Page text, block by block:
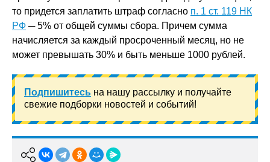
то придется заплатить штраф согласно п. 1 ст. 119 НК
РФ ─ 5% от общей суммы сбора. Причем сумма
начисляется за каждый просроченный месяц, но не
может превышать 30% и быть меньше 1000 рублей.
Подпишитесь на нашу рассылку и получайте
свежие подборки новостей и событий!